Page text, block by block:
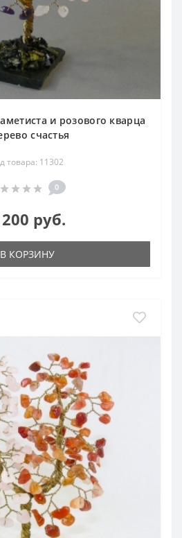
и розового кварца
счастья
товара: 11302
0
руб.
В КОРЗИНУ